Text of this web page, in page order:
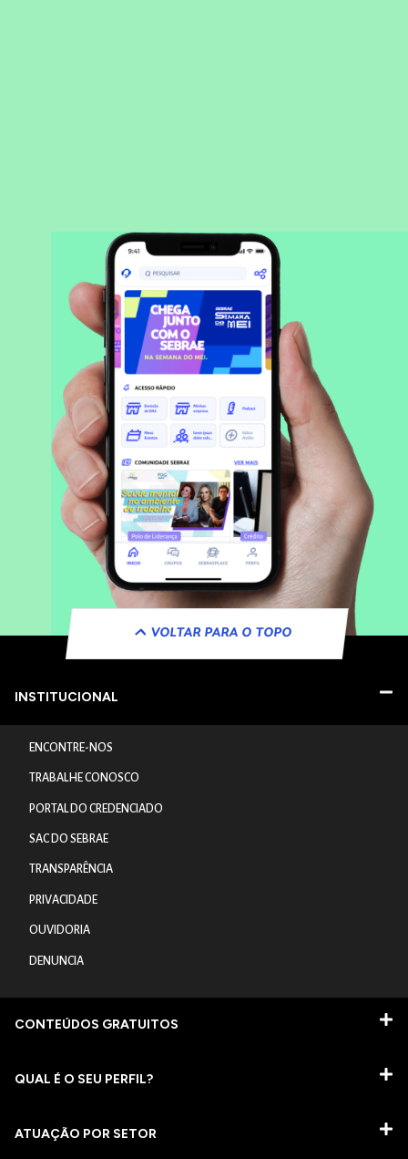
VOLTAR PARA O TOPO
INSTITUCIONAL
ENCONTRE-NOS
TRABALHE CONOSCO
PORTAL DO CREDENCIADO
SAC DO SEBRAE
TRANSPARÊNCIA
PRIVACIDADE
OUVIDORIA
DENUNCIA
CONTEÚDOS GRATUITOS
QUAL É O SEU PERFIL?
ATUAÇÃO POR SETOR